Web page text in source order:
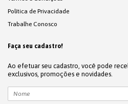
Política de Privacidade
Trabalhe Conosco
Faça seu cadastro!
Ao efetuar seu cadastro, você pode
exclusivos, promoções e novidades.